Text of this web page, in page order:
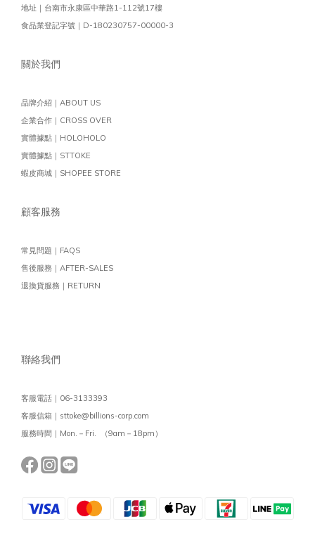
地址｜台南市永康區中華路1-112號17樓
食品業登記字號｜D-180230757-00000-3
關於我們
品牌介紹｜ABOUT US
企業合作｜CROSS OVER
實體據點｜HOLOHOLO
實體據點｜STTOKE
蝦皮商城｜SHOPEE STORE
顧客服務
常見問題｜FAQS
售後服務｜AFTER-SALES
退換貨服務｜RETURN
聯絡我們
客服電話｜06-3133393
客服信箱｜sttoke@billions-corp.com
服務時間｜Mon.－Fri. （9am－18pm）